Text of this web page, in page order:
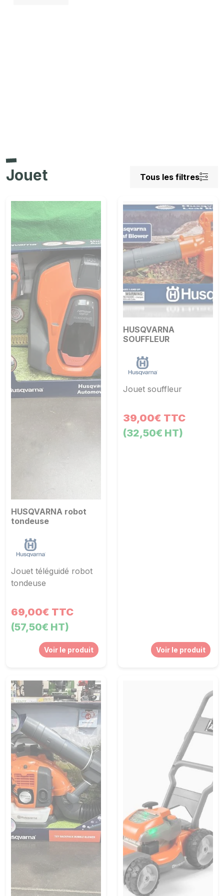
Jouet Tous les filtres
HUSQVARNA robot
tondeuse
Jouet téléguidé robot
tondeuse
69,00€ TTC
(57,50€ HT)
Voir le produit
HUSQVARNA
SOUFFLEUR
Jouet souffleur
39,00€ TTC
(32,50€ HT)
Voir le produit